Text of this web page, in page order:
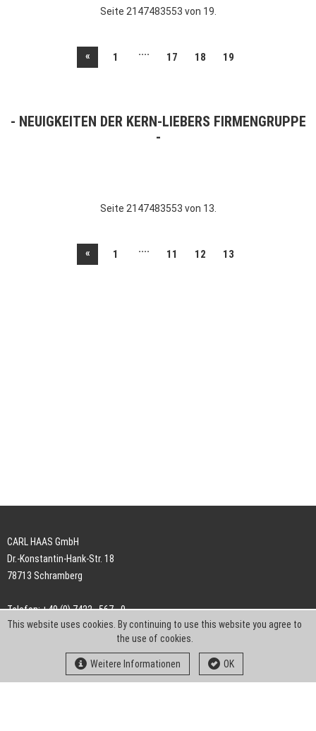
Seite 2147483553 von 19.
« 1 .... 17 18 19
NEUIGKEITEN DER KERN-LIEBERS FIRMENGRUPPE
Seite 2147483553 von 13.
« 1 .... 11 12 13
CARL HAAS GmbH
Dr.-Konstantin-Hank-Str. 18
78713 Schramberg
Telefon: +49 (0) 7422 . 567 - 0
Telefax: +49 (0) 7422 . 567 - 239
info-ch@kern-liebers.com
This website uses cookies. By continuing to use this website you agree to
the use of cookies.
Weitere Informationen OK